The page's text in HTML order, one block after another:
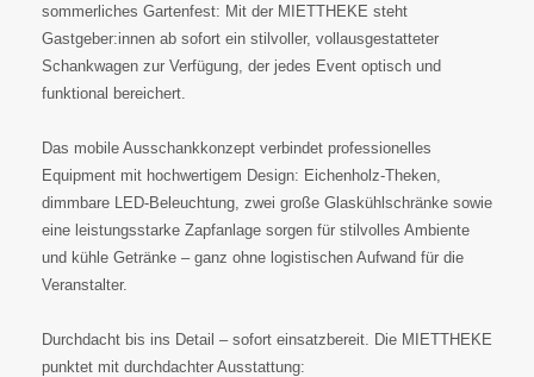
sommerliches Gartenfest: Mit der MIETTHEKE steht
Gastgeber:innen ab sofort ein stilvoller, vollausgestatteter
Schankwagen zur Verfügung, der jedes Event optisch und
funktional bereichert.
Das mobile Ausschankkonzept verbindet professionelles
Equipment mit hochwertigem Design: Eichenholz-Theken,
dimmbare LED-Beleuchtung, zwei große Glaskühlschränke sowie
eine leistungsstarke Zapfanlage sorgen für stilvolles Ambiente
und kühle Getränke – ganz ohne logistischen Aufwand für die
Veranstalter.
Durchdacht bis ins Detail – sofort einsatzbereit. Die MIETTHEKE
punktet mit durchdachter Ausstattung: